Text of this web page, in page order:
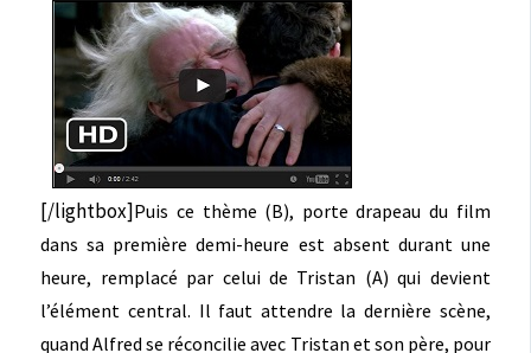
[/lightbox]Puis ce thème (B), porte drapeau du film
dans sa première demi-heure est absent durant une
heure, remplacé par celui de Tristan (A) qui devient
l’élément central. Il faut attendre la dernière scène,
quand Alfred se réconcilie avec Tristan et son père, pour